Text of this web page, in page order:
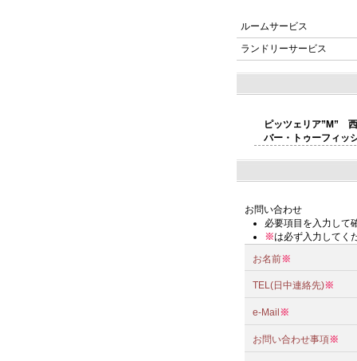
ルームサービス
ランドリーサービス
ピッツェリア”M”
バー・トゥーフィッ
お問い合わせ
必要項目を入力して
※は必ず入力してく
お名前※
TEL(日中連絡先)※
e-Mail ※
お問い合わせ事項※